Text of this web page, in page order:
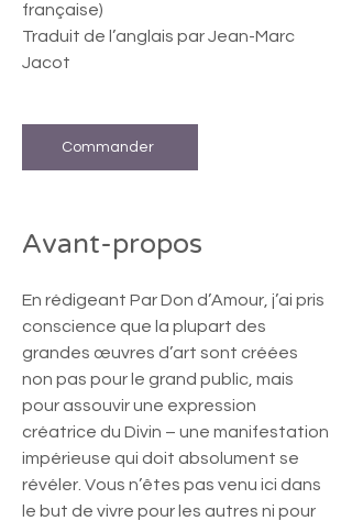
française)
Traduit de l’anglais par Jean-Marc
Jacot
Commander
Avant-propos
En rédigeant Par Don d’Amour, j’ai pris
conscience que la plupart des
grandes œuvres d’art sont créées
non pas pour le grand public, mais
pour assouvir une expression
créatrice du Divin – une manifestation
impérieuse qui doit absolument se
révéler. Vous n’êtes pas venu ici dans
le but de vivre pour les autres ni pour